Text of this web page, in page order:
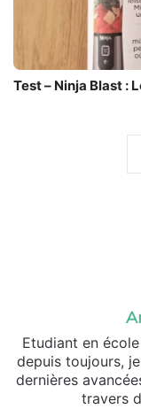
Test – Ninja Blast :
Etudiant en
depuis toujours,
dernières
travers